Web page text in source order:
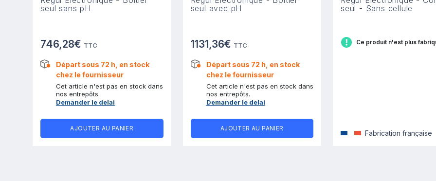
seul sans pH
746,28€ TTC
Départ sous 72 h, en stock
chez le fournisseur
Cet article n'est pas en stock dans
nos entrepôts.
Demander le delai
AJOUTER AU PANIER
seul avec pH
1131,36€ TTC
Départ sous 72 h, en stock
chez le fournisseur
Cet article n'est pas en stock dans
nos entrepôts.
Demander le delai
AJOUTER AU PANIER
seul - Sans cellule
Ce produit n'est plus
Fabrication française